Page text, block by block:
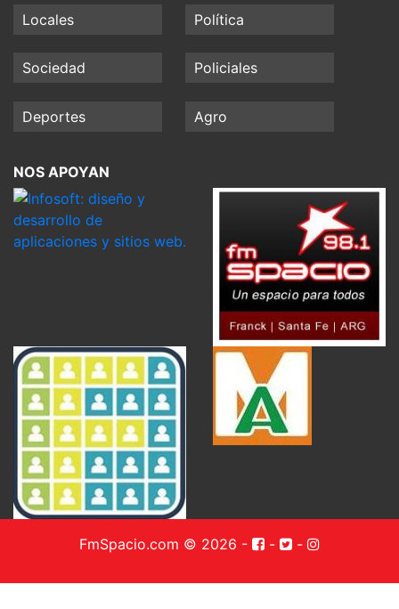
Locales
Política
Sociedad Policiales
Deportes Agro
NOS APOYAN
FmSpacio.com © 2026 - - -